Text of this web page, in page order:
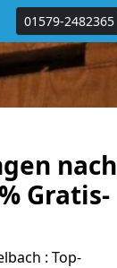
01579-2482365
nach
Gratis-
: Top-